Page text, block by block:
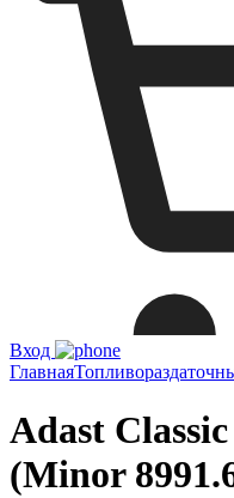
Вход
Главная
Adast
(Minor